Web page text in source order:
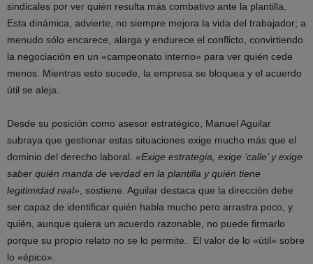
sindicales por ver quién resulta más combativo ante la plantilla.
Esta dinámica, advierte, no siempre mejora la vida del trabajador; a
menudo sólo encarece, alarga y endurece el conflicto, convirtiendo
la negociación en un «campeonato interno» para ver quién cede
menos. Mientras esto sucede, la empresa se bloquea y el acuerdo
útil se aleja.
Desde su posición como asesor estratégico, Manuel Aguilar
subraya que gestionar estas situaciones exige mucho más que el
dominio del derecho laboral. «Exige estrategia, exige ‘calle’ y exige
saber quién manda de verdad en la plantilla y quién tiene
legitimidad real», sostiene. Aguilar destaca que la dirección debe
ser capaz de identificar quién habla mucho pero arrastra poco, y
quién, aunque quiera un acuerdo razonable, no puede firmarlo
porque su propio relato no se lo permite. El valor de lo «útil» sobre
lo «épico».